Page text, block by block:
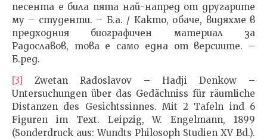
песента е била пята най-напред от другарите
му – студенти. – Б.а. / Както, обаче, видяхме в
предходния биографичен материал за
Радославов, това е само една от версиите. –
Б.ред.
[3] Zwetan Radoslavov – Hadji Denkow –
Untersuchungen über das Gedächniss für räumliche
Distanzen des Gesichtssinnes. Mit 2 Tafeln ind 6
Figuren im Text. Leipzig, W. Engelmann, 1899
(Sonderdruck aus: Wundts Philosoph Studien XV Bd.).